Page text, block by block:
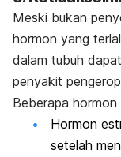
Meski bukan
hormon yang
dalam tubuh
penyakit
Beberapa
Hormon
setelah